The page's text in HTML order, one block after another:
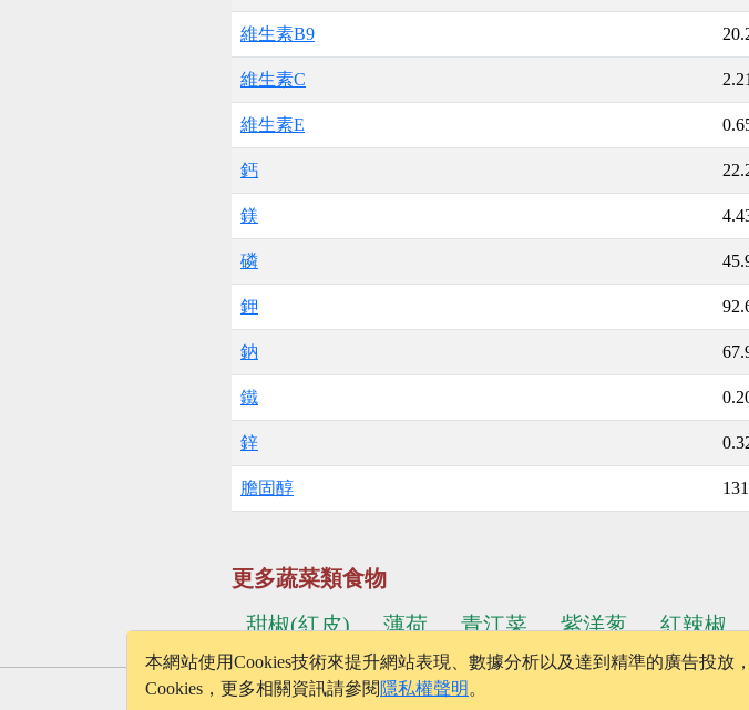
維生素B9
維生素C 2.21
維生素E
鈣
鎂
磷
鉀
鈉
鐵
鋅
膽固醇
更多蔬菜類食物
甜椒(紅皮)
薄荷 青江菜 紫洋葱 紅辣椒
© 2026 - onelife.tw
本網站使用Cookies技術來提升網站表現、數據分析以及達到精準的廣告投放
Cookies，更多相關資訊請參閱 隱私權聲明 。